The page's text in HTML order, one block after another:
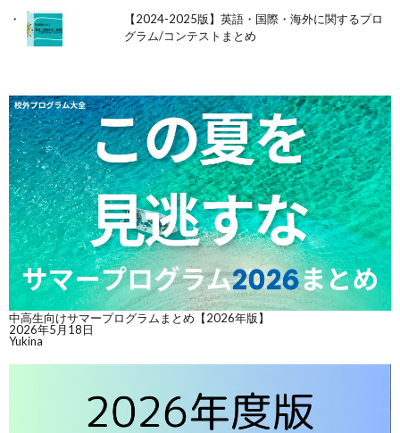
【2024-2025版】英語・国際・海外に関するプロ
グラム/コンテストまとめ
中高生向けサマープログラムまとめ【2026年版】
2026年5月18日
Yukina